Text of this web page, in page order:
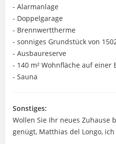
- Alarmanlage
- Doppelgarage
- Brennwerttherme
- sonniges Grundstück von
- Ausbaureserve
- 140 m² Wohnfläche auf einer
- Sauna
Sonstiges:
Wollen Sie Ihr neues Zuhause
genügt, Matthias del Longo,